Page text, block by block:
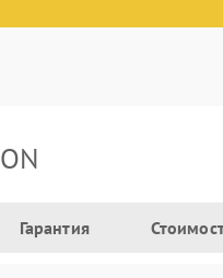
Гарантия